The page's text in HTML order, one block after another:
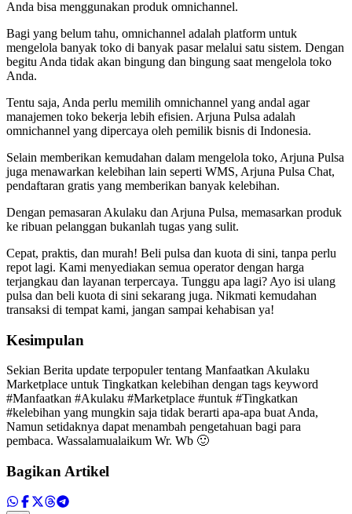
Anda bisa menggunakan produk omnichannel.
Bagi yang belum tahu, omnichannel adalah platform untuk
mengelola banyak toko di banyak pasar melalui satu sistem. Dengan
begitu Anda tidak akan bingung dan bingung saat mengelola toko
Anda.
Tentu saja, Anda perlu memilih omnichannel yang andal agar
manajemen toko bekerja lebih efisien. Arjuna Pulsa adalah
omnichannel yang dipercaya oleh pemilik bisnis di Indonesia.
Selain memberikan kemudahan dalam mengelola toko, Arjuna Pulsa
juga menawarkan kelebihan lain seperti WMS, Arjuna Pulsa Chat,
pendaftaran gratis yang memberikan banyak kelebihan.
Dengan pemasaran Akulaku dan Arjuna Pulsa, memasarkan produk
ke ribuan pelanggan bukanlah tugas yang sulit.
Cepat, praktis, dan murah! Beli pulsa dan kuota di sini, tanpa perlu
repot lagi. Kami menyediakan semua operator dengan harga
terjangkau dan layanan terpercaya. Tunggu apa lagi? Ayo isi ulang
pulsa dan beli kuota di sini sekarang juga. Nikmati kemudahan
transaksi di tempat kami, jangan sampai kehabisan ya!
Kesimpulan
Sekian Berita update terpopuler tentang Manfaatkan Akulaku
Marketplace untuk Tingkatkan kelebihan dengan tags keyword
#Manfaatkan #Akulaku #Marketplace #untuk #Tingkatkan
#kelebihan yang mungkin saja tidak berarti apa-apa buat Anda,
Namun setidaknya dapat menambah pengetahuan bagi para
pembaca. Wassalamualaikum Wr. Wb 🙂
Bagikan Artikel